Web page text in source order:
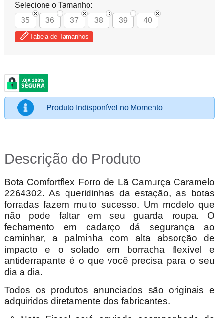
Selecione o Tamanho:
35
36 37 38 39 40
Tabela de Tamanhos
Produto Indisponível no Momento
Descrição do Produto
Bota Comfortflex Forro de Lã Camurça Caramelo
2264302. As queridinhas da estação, as botas
forradas fazem muito sucesso. Um modelo que
não pode faltar em seu guarda roupa. O
fechamento em cadarço dá segurança ao
caminhar, a palminha com alta absorção de
impacto e o solado em borracha flexível e
antiderrapante é o que você precisa para o seu
dia a dia.
Todos os produtos anunciados são originais e
adquiridos diretamente dos fabricantes.